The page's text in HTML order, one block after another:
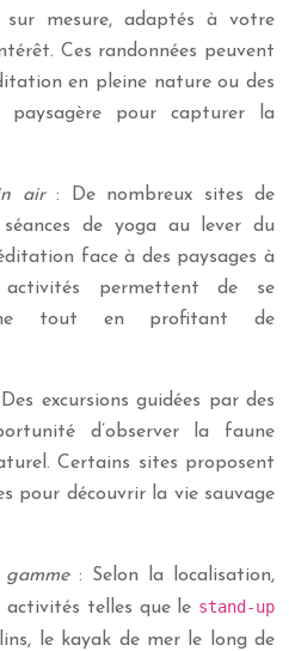
sur mesure, adaptés à votre
Ces randonnées peuvent
en pleine nature ou des
paysagère pour capturer la
air : De nombreux sites de
de yoga au lever du
face à des paysages à
permettent de se
tout en profitant de
excursions guidées par des
d’observer la faune
Certains sites proposent
pour découvrir la vie sauvage
: Selon la localisation,
activités telles que le stand-up
le kayak de mer le long de